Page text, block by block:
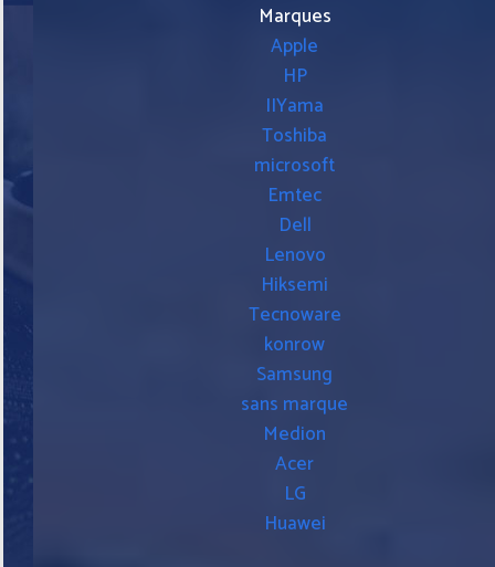
Marques
Apple
HP
IIYama
Toshiba
microsoft
Emtec
Dell
Lenovo
Hiksemi
Tecnoware
konrow
Samsung
sans marque
Medion
Acer
LG
Huawei